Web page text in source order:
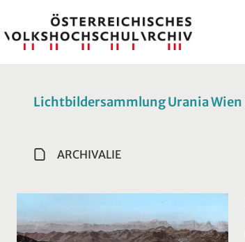
Lichtbildersammlung Urania Wien
ARCHIVALIE